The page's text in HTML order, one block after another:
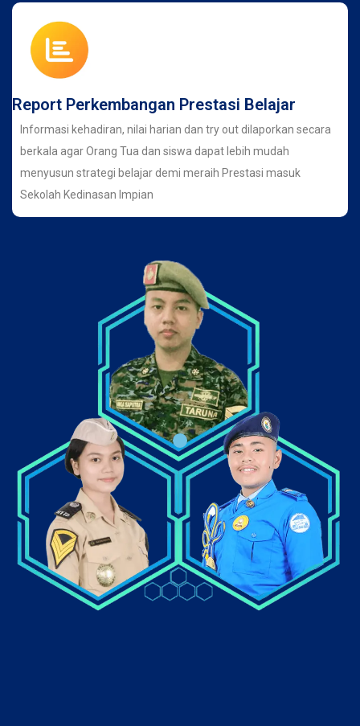
Report Perkembangan Prestasi Belajar
Informasi kehadiran, nilai harian dan try out dilaporkan secara
berkala agar Orang Tua dan siswa dapat lebih mudah
menyusun strategi belajar demi meraih Prestasi masuk
Sekolah Kedinasan Impian